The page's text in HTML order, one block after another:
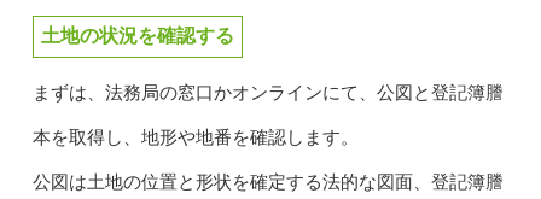
土地の状況を確認する
まずは、法務局の窓口かオンラインにて、公図と登記簿謄
本を取得し、地形や地番を確認します。
公図は土地の位置と形状を確定する法的な図面、登記簿謄